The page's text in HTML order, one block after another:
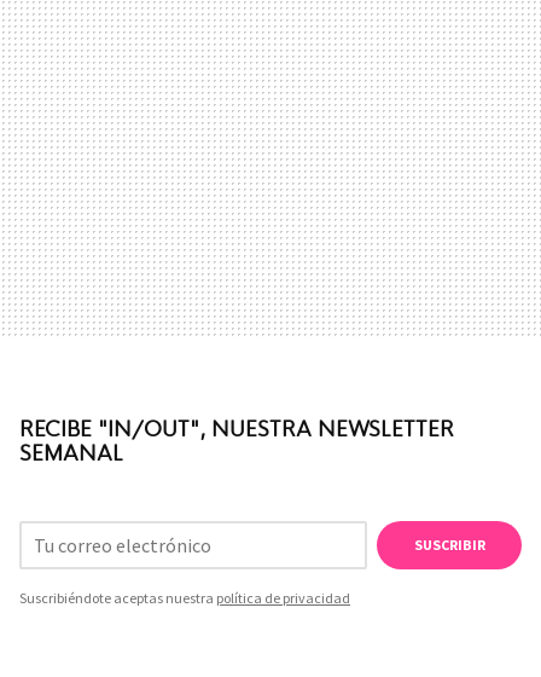
RECIBE "IN/OUT", NUESTRA NEWSLETTER
SEMANAL
SUSCRIBIR
Suscribiéndote aceptas nuestra política de privacidad